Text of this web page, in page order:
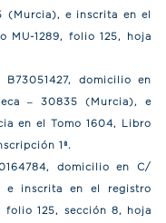
(Murcia), e inscrita en el
MU-1289, folio 125, hoja
domicilio en
– 30835 (Murcia), e
en el Tomo 1604, Libro
1ª.
domicilio en C/
e inscrita en el registro
folio 125, sección 8, hoja